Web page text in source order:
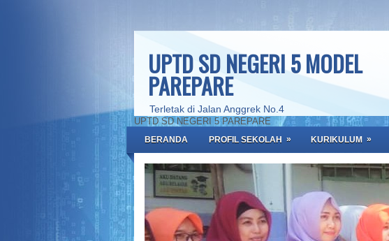
UPTD SD NEGERI 5 MODEL
PAREPARE
Terletak di Jalan Anggrek No.4
UPTD SD NEGERI 5 PAREPARE
BERANDA PROFIL SEKOLAH » KURIKULUM »